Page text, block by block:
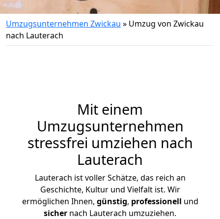
Umzugsunternehmen Zwickau » Umzug von Zwickau
nach Lauterach
Mit einem
Umzugsunternehmen
stressfrei umziehen nach
Lauterach
Lauterach ist voller Schätze, das reich an
Geschichte, Kultur und Vielfalt ist. Wir
ermöglichen Ihnen, günstig, professionell und
sicher nach Lauterach umzuziehen.